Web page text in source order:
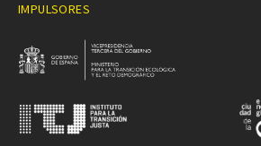
IMPULSORES